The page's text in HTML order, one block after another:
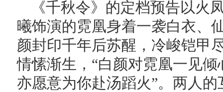
《千秋令》的定档预告以火
曦饰演的霓凰身着一袭白衣、
颜封印千年后苏醒，冷峻铠甲
情愫渐生，“白颜对霓凰一见
亦愿意为你赴汤蹈火”。两人